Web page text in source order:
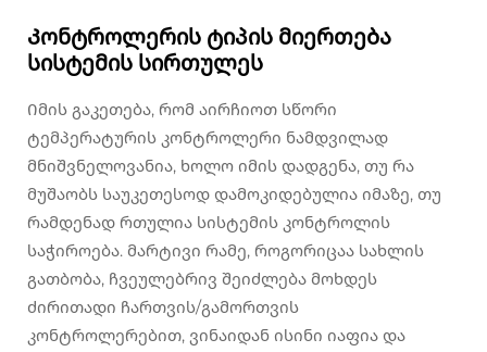
Კონტროლერის ტიპის მიერთება
სისტემის სირთულეს
Იმის გაკეთება, რომ აირჩიოთ სწორი
ტემპერატურის კონტროლერი ნამდვილად
მნიშვნელოვანია, ხოლო იმის დადგენა, თუ რა
მუშაობს საუკეთესოდ დამოკიდებულია იმაზე, თუ
რამდენად რთულია სისტემის კონტროლის
საჭიროება. მარტივი რამე, როგორიცაა სახლის
გათბობა, ჩვეულებრივ შეიძლება მოხდეს
ძირითადი ჩართვის/გამორთვის
კონტროლერებით, ვინაიდან ისინი იაფია და